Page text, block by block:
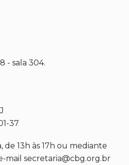
- sala 304.
37
de 13h às 17h ou mediante
mail secretaria@cbg.org.br